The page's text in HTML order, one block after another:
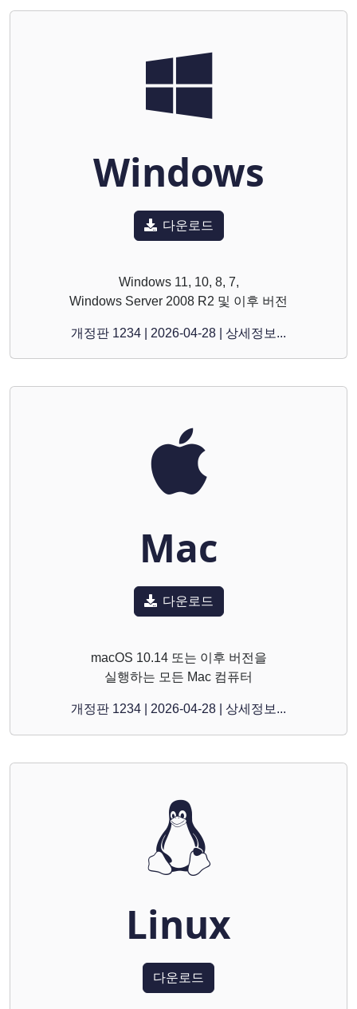
Windows
다운로드
Windows 11, 10, 8, 7,
Windows Server 2008 R2 및 이후 버전
개정판 1234 | 2026-04-28 | 상세정보...
Mac
다운로드
macOS 10.14 또는 이후 버전을
실행하는 모든 Mac 컴퓨터
개정판 1234 | 2026-04-28 | 상세정보...
Linux
다운로드